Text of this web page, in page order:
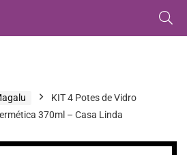
KIT 4 Potes de Vidro
370ml – Casa Linda